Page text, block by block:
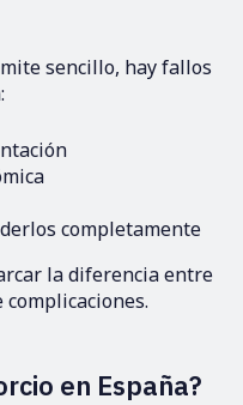
sencillo, hay fallos
completamente
la diferencia entre
en España?